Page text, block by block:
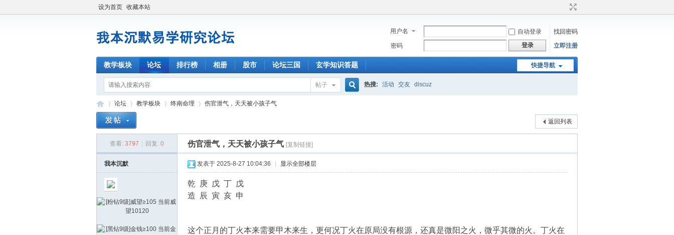
设为首页 收藏本站
用户名 自动登录
找回密码
密码
登录 立即注册
快捷导航
教学板块 论坛 排行榜 相册 股市 论坛三国 玄学知识答题
帖子 热搜: 活动 交友 discuz
论坛
›
教学板块
›
终南命理
›
伤官泄气，天天被小孩子气
返回列表
查看: 3797 回复: 0 伤官泄气，天天被小孩子气 [复制链接]
我本沉默 发表于 2025-8-27 10:04:36 显示全部楼层
乾 庚 戊 丁 戊
造 辰 寅 亥 申
这个正月的丁火本来需要甲木来生，更何况丁火在原局没有根源，还真是微阳之火，微乎其微的火。丁火在